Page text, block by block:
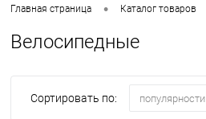
Главная страница • Каталог товаров
Велосипедные
Сортировать по: популярности